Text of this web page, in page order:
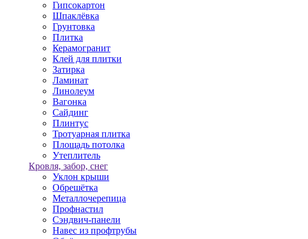
Гипсокартон
Шпаклёвка
Грунтовка
Плитка
Керамогранит
Клей для плитки
Затирка
Ламинат
Линолеум
Вагонка
Сайдинг
Плинтус
Тротуарная плитка
Площадь потолка
Утеплитель
Кровля, забор, снег
Уклон крыши
Обрешётка
Металлочерепица
Профнастил
Сэндвич-панели
Навес из профтрубы